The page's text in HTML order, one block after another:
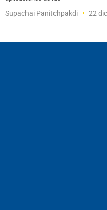
Supachai Panitchpakdi 22